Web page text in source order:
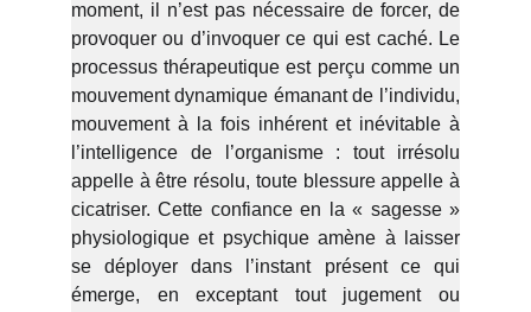
moment, il n’est pas nécessaire de forcer, de
provoquer ou d’invoquer ce qui est caché. Le
processus thérapeutique est perçu comme un
mouvement dynamique émanant de l’individu,
mouvement à la fois inhérent et inévitable à
l’intelligence de l’organisme : tout irrésolu
appelle à être résolu, toute blessure appelle à
cicatriser. Cette confiance en la « sagesse »
physiologique et psychique amène à laisser
se déployer dans l’instant présent ce qui
émerge, en exceptant tout jugement ou